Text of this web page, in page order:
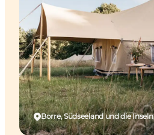
Borre, Südseeland und die Inseln